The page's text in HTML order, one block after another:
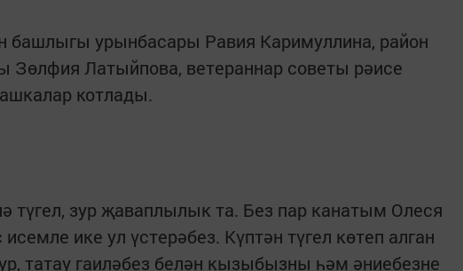
башлыгы урынбасары Равия Каримуллина, район
Зөлфия Латыйпова, ветераннар советы рәисе
котлады.
түгел, зур җаваплылык та. Без пар канатым Олеся
ике ул үстерәбез. Күптән түгел көтеп алган
татау гаиләбез белән кызыбызны һәм әниебезне